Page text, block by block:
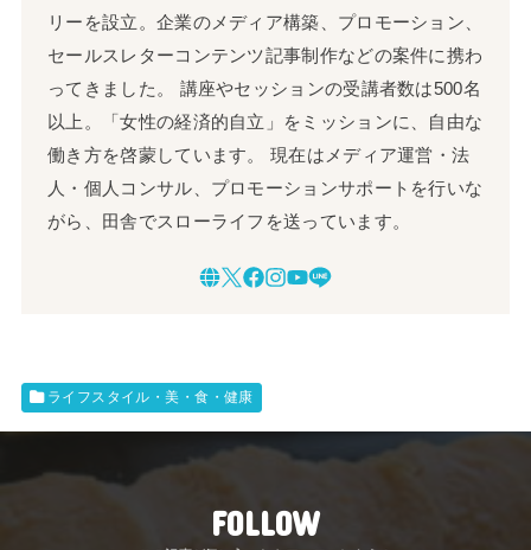
リーを設立。企業のメディア構築、プロモーション、
セールスレターコンテンツ記事制作などの案件に携わ
ってきました。 講座やセッションの受講者数は500名
以上。「女性の経済的自立」をミッションに、自由な
働き方を啓蒙しています。 現在はメディア運営・法
人・個人コンサル、プロモーションサポートを行いな
がら、田舎でスローライフを送っています。
ライフスタイル・美・食・健康
FOLLOW